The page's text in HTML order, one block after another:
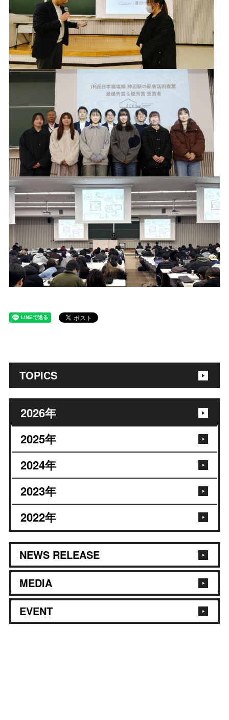
TOPICS
2026年
2025年
2024年
2023年
2022年
NEWS RELEASE
MEDIA
EVENT